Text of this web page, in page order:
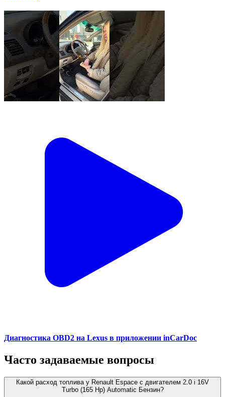
Диагностика OBD2 на Lexus в приложении inCarDoc
Часто задаваемые вопросы
Какой расход топлива у Renault Espace с двигателем 2.0 i 16V
Turbo (165 Hp) Automatic Бензин?